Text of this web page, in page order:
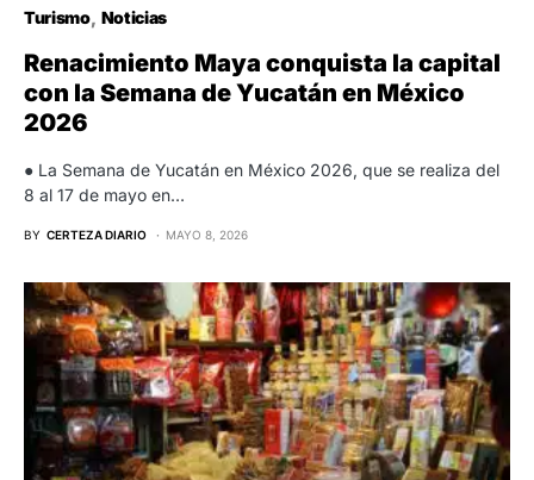
Turismo Noticias
Renacimiento Maya conquista la capital
con la Semana de Yucatán en México
2026
● La Semana de Yucatán en México 2026, que se realiza del
8 al 17 de mayo en…
BY CERTEZA DIARIO MAYO 8, 2026